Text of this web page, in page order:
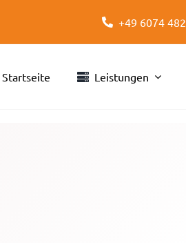
+49 6074
Startseite Leistungen